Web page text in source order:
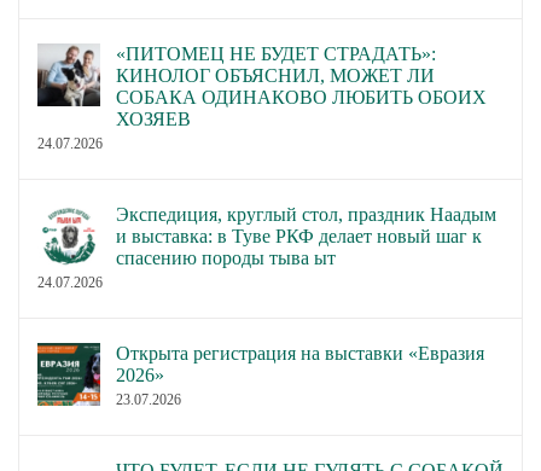
«ПИТОМЕЦ НЕ БУДЕТ СТРАДАТЬ»:
КИНОЛОГ ОБЪЯСНИЛ, МОЖЕТ ЛИ
СОБАКА ОДИНАКОВО ЛЮБИТЬ ОБОИХ
ХОЗЯЕВ
24.07.2026
Экспедиция, круглый стол, праздник Наадым
и выставка: в Туве РКФ делает новый шаг к
спасению породы тыва ыт
24.07.2026
Открыта регистрация на выставки «Евразия
2026»
23.07.2026